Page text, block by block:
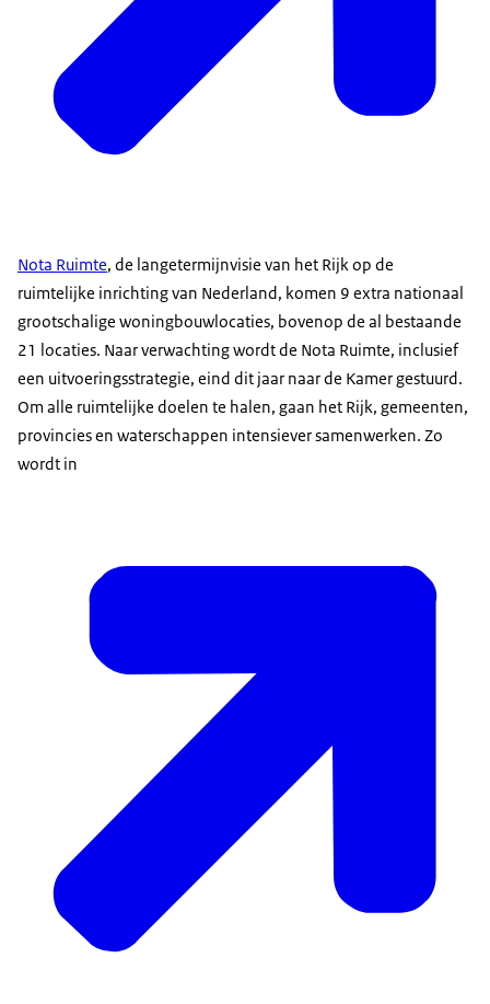
Nota Ruimte, de langetermijnvisie van het Rijk op de
ruimtelijke inrichting van Nederland, komen 9 extra nationaal
grootschalige woningbouwlocaties, bovenop de al bestaande
21 locaties. Naar verwachting wordt de Nota Ruimte, inclusief
een uitvoeringsstrategie, eind dit jaar naar de Kamer gestuurd.
Om alle ruimtelijke doelen te halen, gaan het Rijk, gemeenten,
provincies en waterschappen intensiever samenwerken. Zo
wordt in